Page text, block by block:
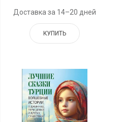
Доставка за 14–20 дней
КУПИТЬ